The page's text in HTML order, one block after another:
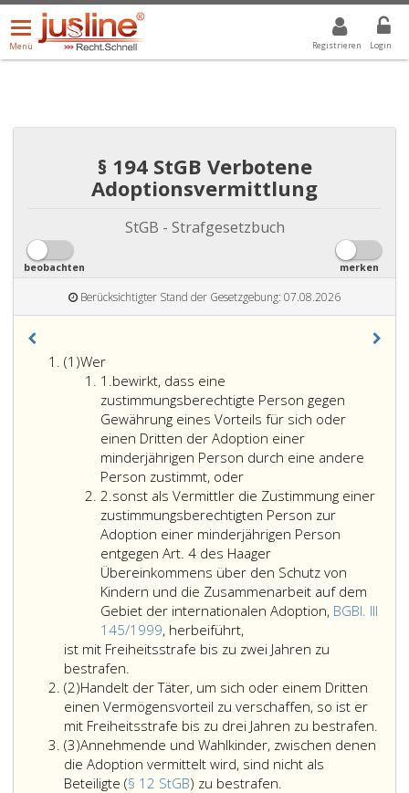
Registrieren Login
Menü
öffnen/schließen
Menü
ALLE DROPDOWN: GEWÄHLTER WERT IST ALLE
§ 194 StGB Verbotene
Adoptionsvermittlung
StGB - Strafgesetzbuch
beobachten merken
Berücksichtigter Stand der Gesetzgebung: 07.08.2026
(1)Absatz
eins
Wer
1.Ziffer
eins
bewirkt, dass eine
zustimmungsberechtigte Person gegen
Gewährung eines Vorteils für sich oder
einen Dritten der Adoption einer
minderjährigen Person durch eine andere
Person zustimmt, oder
2.Ziffer
2
sonst als Vermittler die Zustimmung einer
zustimmungsberechtigten Person zur
Adoption einer minderjährigen Person
entgegen Art. 4 des Haager
Übereinkommens über den Schutz von
Kindern und die Zusammenarbeit auf dem
Gebiet der internationalen Adoption, BGBl. III
145/1999, herbeiführt,sonst
als
die
Zustimmung
einer
zustimmungsberechtigten
Person
zur
ist mit Freiheitsstrafe bis zu zwei Jahren zu
bestrafen.
(2)Absatz
2
Handelt der Täter, um sich oder einem Dritten
einen Vermögensvorteil zu verschaffen, so ist er
mit Freiheitsstrafe bis zu drei Jahren zu bestrafen.
(3)Absatz
3
Annehmende und Wahlkinder, zwischen denen
die Adoption vermittelt wird, sind nicht als
Beteiligte (§ 12 StGB) zu bestrafen.